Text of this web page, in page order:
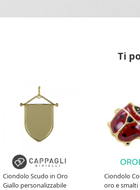
Ti
Ciondolo Scudo in Oro
Giallo personalizzabile
Ciondolo
oro e smalti